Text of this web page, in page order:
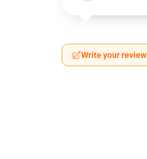
Write your review